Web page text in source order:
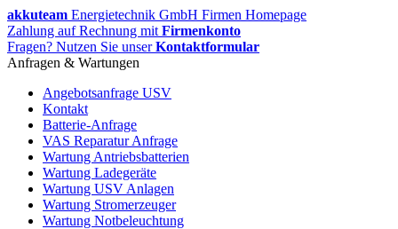
akkuteam Energietechnik GmbH Firmen Homepage
Zahlung auf Rechnung mit Firmenkonto
Fragen? Nutzen Sie unserKontaktformular
Anfragen & Wartungen
Angebotsanfrage USV
Kontakt
Batterie-Anfrage
VAS Reparatur Anfrage
Wartung Antriebsbatterien
Wartung Ladegeräte
Wartung USV Anlagen
Wartung Stromerzeuger
Wartung Notbeleuchtung